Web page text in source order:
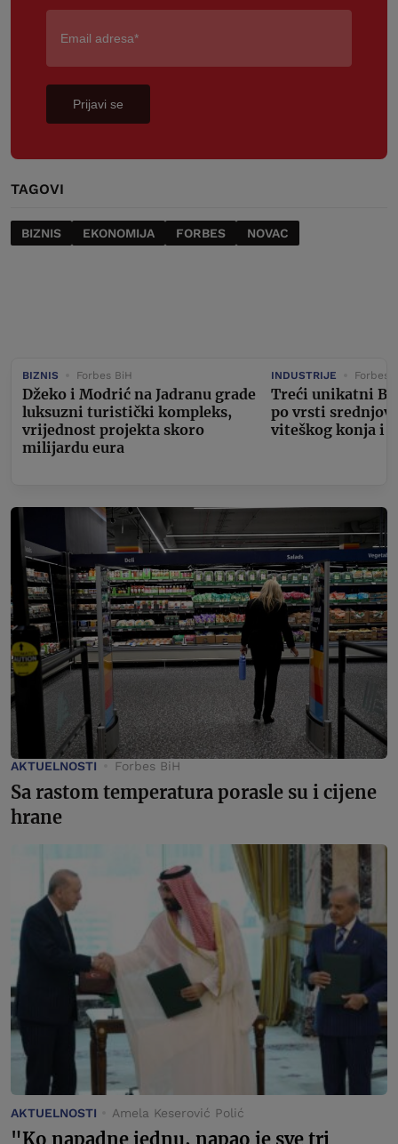
Prijavi se
TAGOVI
BIZNIS EKONOMIJA FORBES NOVAC
BIZNIS Forbes BiH
Džeko i Modrić na Jadranu grade
luksuzni turistički kompleks,
vrijednost projekta skoro
milijardu eura
INDUSTRIJE Forbes
Treći unikatni
po vrsti
viteškog konja i
AKTUELNOSTI Forbes BiH
Sa rastom temperatura porasle su i cijene
hrane
AKTUELNOSTI Amela Keserović Polić
"Ko napadne jednu, napao je sve tri